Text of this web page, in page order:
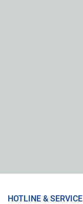
HOTLINE & SERVICE